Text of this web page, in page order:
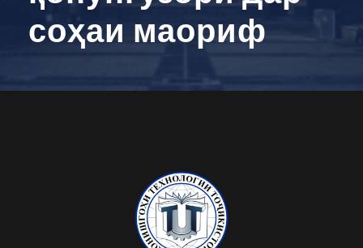
соҳаи маориф